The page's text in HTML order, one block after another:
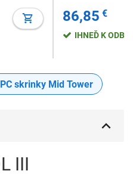
čierna
86,85 €
IHNEĎ K
skrinky Mid Tower
III